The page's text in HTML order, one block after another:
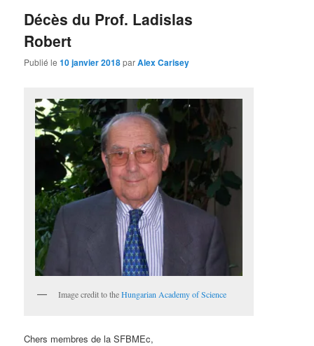
Décès du Prof. Ladislas
Robert
Publié le10 janvier 2018parAlex Carisey
Image credit to theHungarian Academy of Science
Chers membres de la SFBMEc,